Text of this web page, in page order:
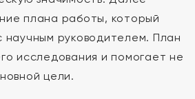
плана работы, который
научным руководителем. План
исследования и помогает не
цели.